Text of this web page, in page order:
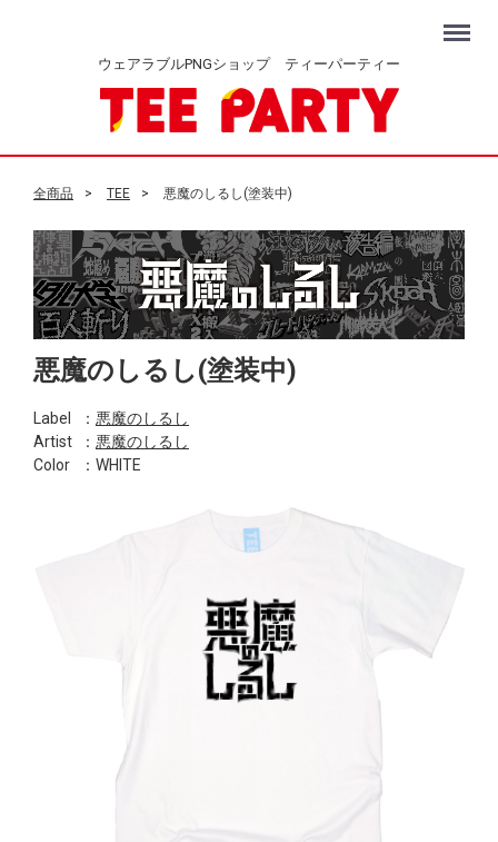
ウェアラブルPNGショップ ティーパーティー
Menu
全商品 TEE 悪魔のしるし(塗装中)
悪魔のしるし(塗装中)
Label ： 悪魔のしるし
Artist
： 悪魔のしるし
Color
：WHITE